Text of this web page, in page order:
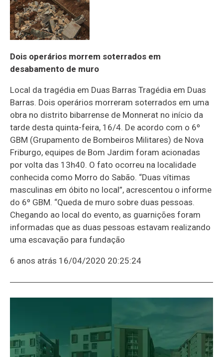
Dois operários morrem soterrados em
desabamento de muro
Local da tragédia em Duas Barras Tragédia em Duas
Barras. Dois operários morreram soterrados em uma
obra no distrito bibarrense de Monnerat no início da
tarde desta quinta-feira, 16/4. De acordo com o 6º
GBM (Grupamento de Bombeiros Militares) de Nova
Friburgo, equipes de Bom Jardim foram acionadas
por volta das 13h40. O fato ocorreu na localidade
conhecida como Morro do Sabão. “Duas vítimas
masculinas em óbito no local”, acrescentou o informe
do 6º GBM. “Queda de muro sobre duas pessoas.
Chegando ao local do evento, as guarnições foram
informadas que as duas pessoas estavam realizando
uma escavação para fundação
6 anos atrás 16/04/2020 20:25:24